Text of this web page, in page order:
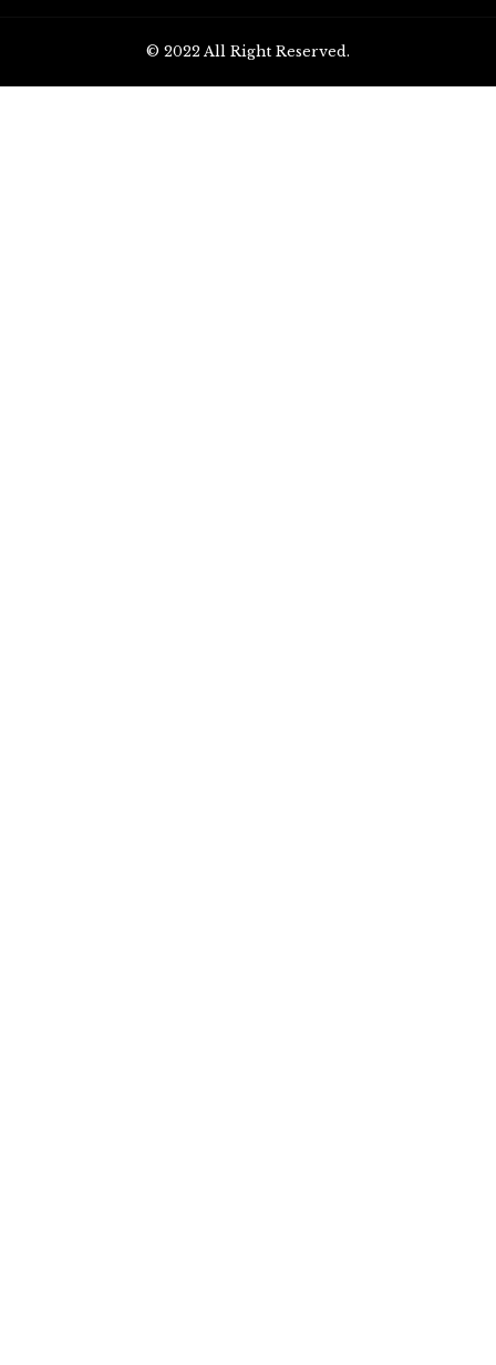
© 2022 All Right Reserved.